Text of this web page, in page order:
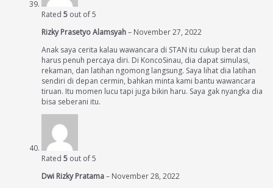
Rated 5 out of 5
Rizky Prasetyo Alamsyah– November 27, 2022
Anak saya cerita kalau wawancara di STAN itu cukup berat dan
harus penuh percaya diri. Di KoncoSinau, dia dapat simulasi,
rekaman, dan latihan ngomong langsung. Saya lihat dia latihan
sendiri di depan cermin, bahkan minta kami bantu wawancara
tiruan. Itu momen lucu tapi juga bikin haru. Saya gak nyangka dia
bisa seberani itu.
Rated 5 out of 5
Dwi Rizky Pratama– November 28, 2022